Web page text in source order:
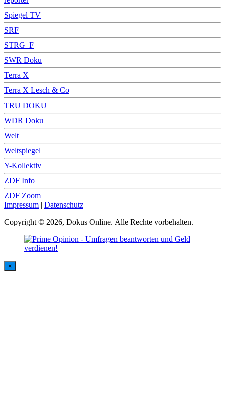
Spiegel TV
SRF
STRG_F
SWR Doku
Terra X
Terra X Lesch & Co
TRU DOKU
WDR Doku
Welt
Weltspiegel
Y-Kollektiv
ZDF Info
ZDF Zoom
Impressum | Datenschutz
Copyright © 2026, Dokus Online. Alle Rechte vorbehalten.
×